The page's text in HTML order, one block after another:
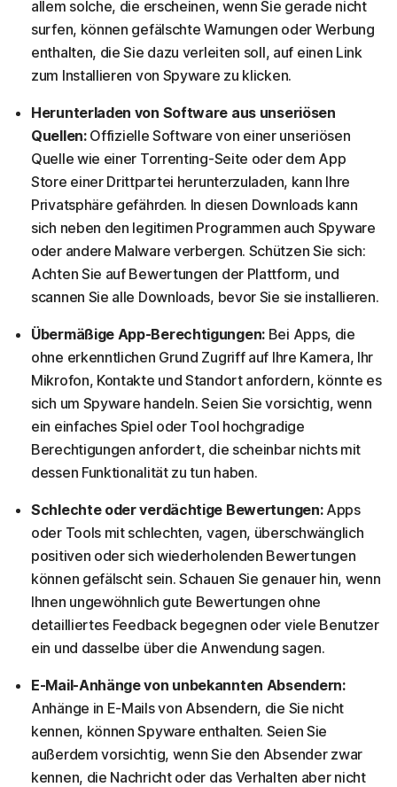
allem solche, die erscheinen, wenn Sie gerade nicht
surfen, können gefälschte Warnungen oder Werbung
enthalten, die Sie dazu verleiten soll, auf einen Link
zum Installieren von Spyware zu klicken.
Herunterladen von Software aus unseriösen
Quellen:Offizielle Software von einer unseriösen
Quelle wie einer Torrenting-Seite oder dem App
Store einer Drittpartei herunterzuladen, kann Ihre
Privatsphäre gefährden. In diesen Downloads kann
sich neben den legitimen Programmen auch Spyware
oder andere Malware verbergen. Schützen Sie sich:
Achten Sie auf Bewertungen der Plattform, und
scannen Sie alle Downloads, bevor Sie sie installieren.
Übermäßige App-Berechtigungen: Bei Apps, die
ohne erkenntlichen Grund Zugriff auf Ihre Kamera, Ihr
Mikrofon, Kontakte und Standort anfordern, könnte es
sich um Spyware handeln. Seien Sie vorsichtig, wenn
ein einfaches Spiel oder Tool hochgradige
Berechtigungen anfordert, die scheinbar nichts mit
dessen Funktionalität zu tun haben.
Schlechte oder verdächtige Bewertungen:Apps
oder Tools mit schlechten, vagen, überschwänglich
positiven oder sich wiederholenden Bewertungen
können gefälscht sein. Schauen Sie genauer hin, wenn
Ihnen ungewöhnlich gute Bewertungen ohne
detailliertes Feedback begegnen oder viele Benutzer
ein und dasselbe über die Anwendung sagen.
E-Mail-Anhänge von unbekannten Absendern:
Anhänge in E-Mails von Absendern, die Sie nicht
kennen, können Spyware enthalten. Seien Sie
außerdem vorsichtig, wenn Sie den Absender zwar
kennen, die Nachricht oder das Verhalten aber nicht